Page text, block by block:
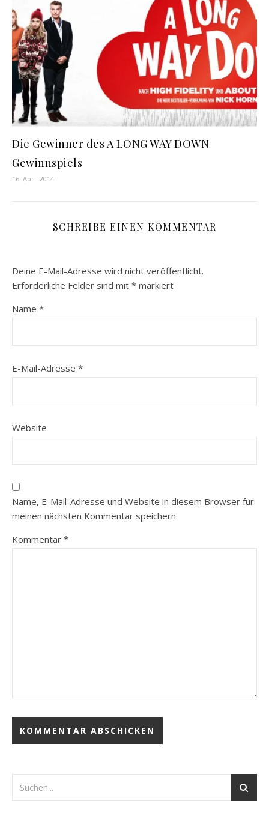
Die Gewinner des A LONG WAY DOWN
Gewinnspiels
16. April 2014
SCHREIBE EINEN KOMMENTAR
Deine E-Mail-Adresse wird nicht veröffentlicht.
Erforderliche Felder sind mit * markiert
Name *
E-Mail-Adresse *
Website
Name, E-Mail-Adresse und Website in diesem Browser für
meinen nächsten Kommentar speichern.
Kommentar *